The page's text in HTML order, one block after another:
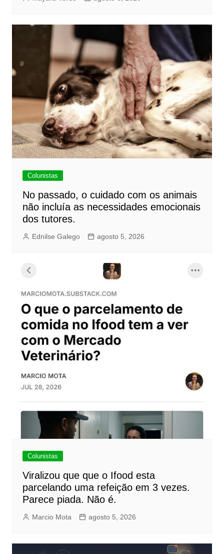
Colunistas
No passado, o cuidado com os animais
não incluía as necessidades emocionais
dos tutores.
Ednilse Galego agosto 5, 2026
Colunistas
Viralizou que que o Ifood esta
parcelando uma refeição em 3 vezes.
Parece piada. Não é.
Marcio Mota agosto 5, 2026